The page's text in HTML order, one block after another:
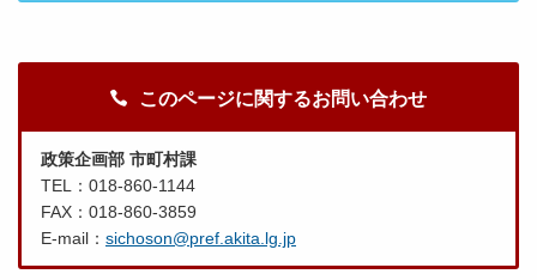
このページに関するお問い合わせ
政策企画部 市町村課
TEL：018-860-1144
FAX：018-860-3859
E-mail： sichoson@pref.akita.lg.jp